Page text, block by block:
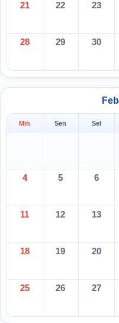
21 22 23
28 29 30
Min Sen Sel
4 5 6
11 12 13
18 19 20
25 26 27